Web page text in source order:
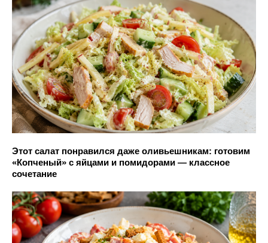
Этот салат понравился даже оливьешникам: готовим
«Копченый» с яйцами и помидорами — классное
сочетание